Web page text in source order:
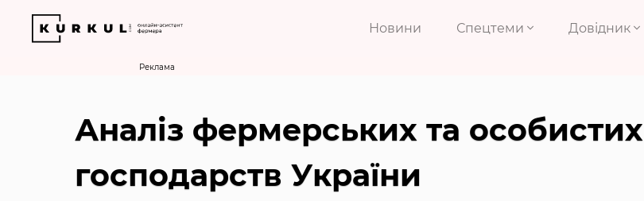
Новини Спецтеми Довідник
Реклама
Аналіз фермерських та особистих
господарств України